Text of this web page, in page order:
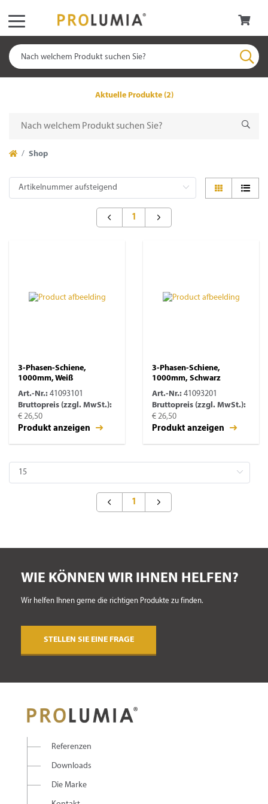
Aktuelle Produkte (2)
Shop
1
3-Phasen-Schiene,
1000mm, Weiß
Art.-Nr.: 41093101
Bruttopreis (zzgl. MwSt.):
€ 26,50
Produkt anzeigen
3-Phasen-Schiene,
1000mm, Schwarz
Art.-Nr.: 41093201
Bruttopreis (zzgl. MwSt.):
€ 26,50
Produkt anzeigen
1
WIE KÖNNEN WIR IHNEN HELFEN?
Wir helfen Ihnen gerne die richtigen Produkte zu finden.
STELLEN SIE EINE FRAGE
Referenzen
Downloads
Die Marke